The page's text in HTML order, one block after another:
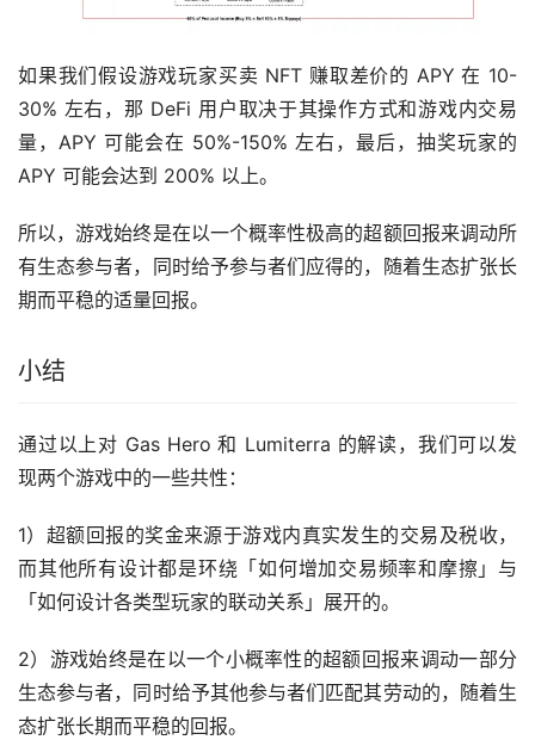
如果我们假设游戏玩家买卖 NFT 赚取差价的 APY 在 10-
30% 左右，那 DeFi 用户取决于其操作方式和游戏内交易
量，APY 可能会在 50%-150% 左右，最后，抽奖玩家的
APY 可能会达到 200% 以上。
所以，游戏始终是在以一个概率性极高的超额回报来调动所
有生态参与者，同时给予参与者们应得的，随着生态扩张长
期而平稳的适量回报。
小结
通过以上对 Gas Hero 和 Lumiterra 的解读，我们可以发
现两个游戏中的一些共性：
1）超额回报的奖金来源于游戏内真实发生的交易及税收，
而其他所有设计都是环绕「如何增加交易频率和摩擦」与
「如何设计各类型玩家的联动关系」展开的。
2）游戏始终是在以一个小概率性的超额回报来调动一部分
生态参与者，同时给予其他参与者们匹配其劳动的，随着生
态扩张长期而平稳的回报。